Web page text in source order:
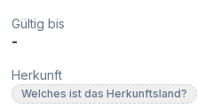
Gültig bis
-
Herkunft
Welches ist das Herkunftsland?